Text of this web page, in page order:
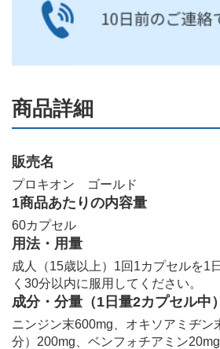
商品詳細
販売名
プロキオン ゴールド
1商品あたりの内容量
60カプセル
用法・用量
成人（15歳以上）1回1カプセルを1
く30分以内に服用してください。
成分・分量（1日量2カプセル中）
ニンジン末600mg、オキソアミヂン
分）200mg、ベンフォチアミン